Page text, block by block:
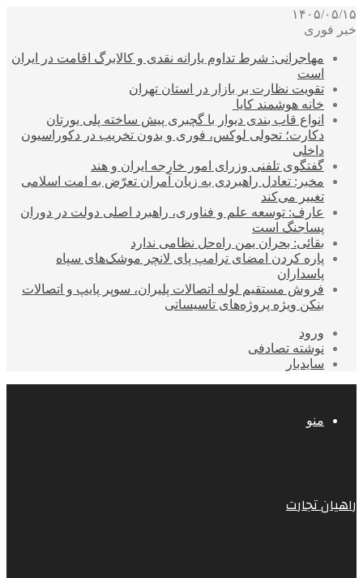
۱۴۰۵/۰۵/۱۵
خبر فوری
مهاجرانی: شرط تداوم یارانه نقدی و کالابرگ اقامت در ایران
است
تقویت نظارت بر بازار در استان تهران
خانه هوشمند کایا
انواع قاب بندی دیوار با گچبری پیش ساخته پلی یورتان
دکارت؛ تحولی لوکس، فوری و بدون تخریب در دکوراسیون
داخلی
گفتگوی تلفنی وزرای امور خارجه ایران و هند
مخبر: تعادل راهبردی به زیان آمران تعرّض به امت اسلامی
تغییر می‌کند
عارف: توسعه علم و فناوری، راهبرد اصلی دولت در دوران
پساجنگ است
بقائی: بحران یمن راه‌حل نظامی ندارد
پاره کردن امضای ترامپ پای لانچر موشک‌های سپاه
پاسداران
فروش مستقیم لوله اتصالات پلیران، سوپر پایپ و اتصالات
بنکن ویژه پروژه‌های تاسیساتی
ورود
نوشته تصادفی
سایدبار
منو
راهیان تجارت